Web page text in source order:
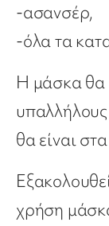
-ασανσέρ,
-όλα τα
Η μάσκα θα
υπαλλήλους
θα είναι
χρήση